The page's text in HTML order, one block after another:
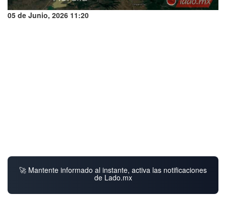
05 de Junio, 2026 11:20
🚀 Mantente informado al instante, activa las notificaciones
de Lado.mx